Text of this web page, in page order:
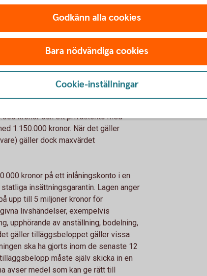
myndigheter.
statliga
upp till 1.150.000 kronor
en bank/institut läggs samman för att
till den banken/institutet. Om en
kronor och ett privatkonto med
1.150.000 kronor. När det gäller
gäller dock maxvärdet
kronor på ett inlåningskonto i en
insättningsgarantin. Lagen anger
upp till 5 miljoner kronor för
livshändelser, exempelvis
upphörande av anställning, bodelning,
gäller tilläggsbeloppet gäller vissa
ska ha gjorts inom de senaste 12
måste själv skicka in en
avser medel som kan ge rätt till
Godkänn alla cookies
Bara nödvändiga cookies
Cookie-inställningar